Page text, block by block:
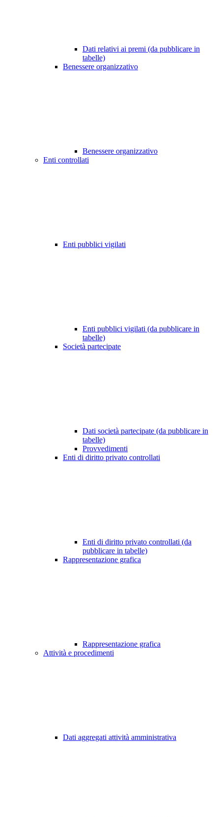
Dati relativi ai premi (da pubblicare in
tabelle)
Benessere organizzativo
Benessere organizzativo
Enti controllati
Enti pubblici vigilati
Enti pubblici vigilati (da pubblicare in
tabelle)
Società partecipate
Dati società partecipate (da pubblicare in
tabelle)
Provvedimenti
Enti di diritto privato controllati
Enti di diritto privato controllati (da
pubblicare in tabelle)
Rappresentazione grafica
Rappresentazione grafica
Attività e procedimenti
Dati aggregati attività amministrativa